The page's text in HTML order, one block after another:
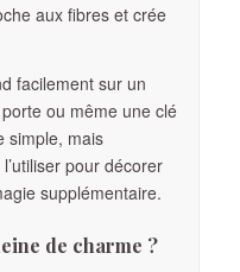
aux fibres et crée
facilement sur un
ou même une clé
simple, mais
pour décorer
supplémentaire.
de charme ?